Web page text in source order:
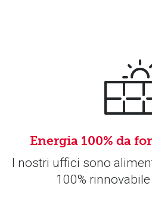
Energia 100% da
I nostri uffici sono
100%